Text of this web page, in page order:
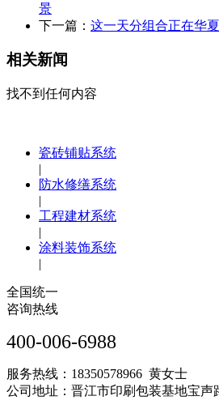
景
下一篇： 这一天分组合正在华
相关新闻
找不到任何内容
瓷砖铺贴系统
|
防水修缮系统
|
工程建材系统
|
涂料装饰系统
|
全国统一
咨询热线
400-006-6988
服务热线：18350578966 黄女士
公司地址：晋江市印刷包装基地宝声